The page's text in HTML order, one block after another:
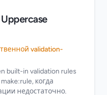
validation-
built-in validation rules
когда
недостаточно.